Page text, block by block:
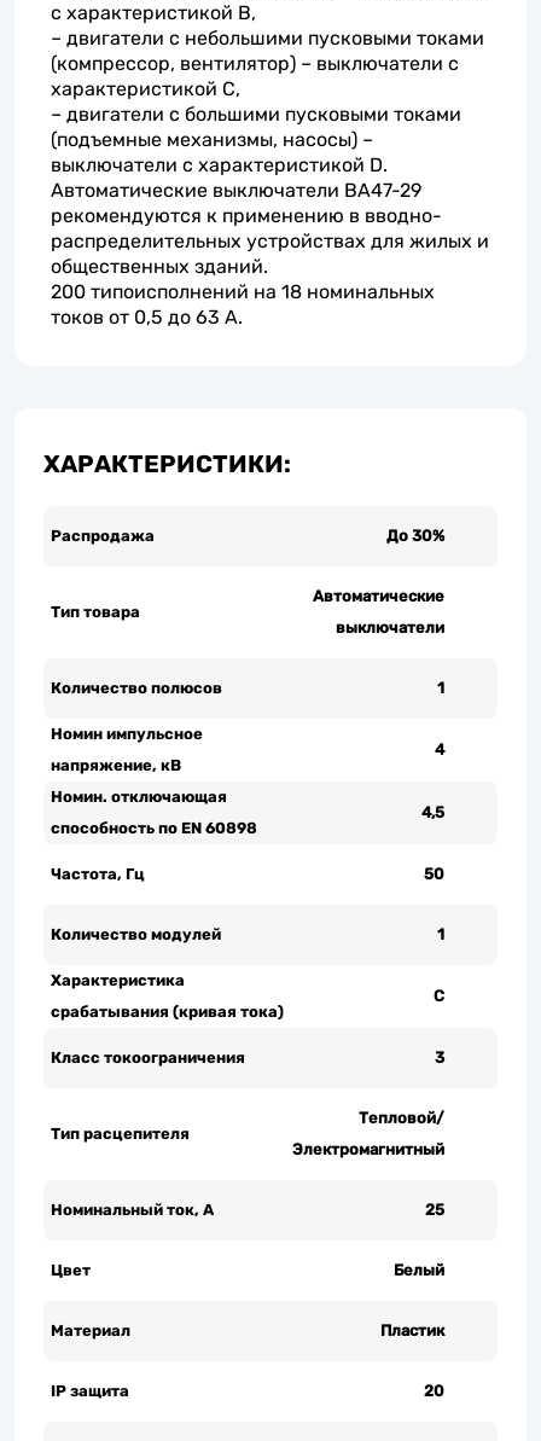
с характеристикой В,
– двигатели с небольшими пусковыми токами
(компрессор, вентилятор) – выключатели с
характеристикой C,
– двигатели с большими пусковыми токами
(подъемные механизмы, насосы) –
выключатели с характеристикой D.
Автоматические выключатели ВА47-29
рекомендуются к применению в вводно-
распределительных устройствах для жилых и
общественных зданий.
200 типоисполнений на 18 номинальных
токов от 0,5 до 63 А.
ХАРАКТЕРИСТИКИ:
Распродажа До 30%
Тип товара
Автоматические
выключатели
Количество полюсов 1
Номин импульсное
напряжение, кВ
4
Номин. отключающая
способность по EN 60898
4,5
Частота, Гц 50
Количество модулей 1
Характеристика
срабатывания (кривая тока)
C
Класс токоограничения 3
Тип расцепителя
Тепловой/
Электромагнитный
Номинальный ток, А 25
Цвет Белый
Материал Пластик
IP защита 20